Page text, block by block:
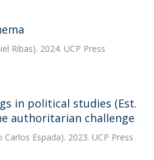
Ribas). 2024. UCP Press
in political studies (Est.
authoritarian challenge
Carlos Espada). 2023. UCP Press